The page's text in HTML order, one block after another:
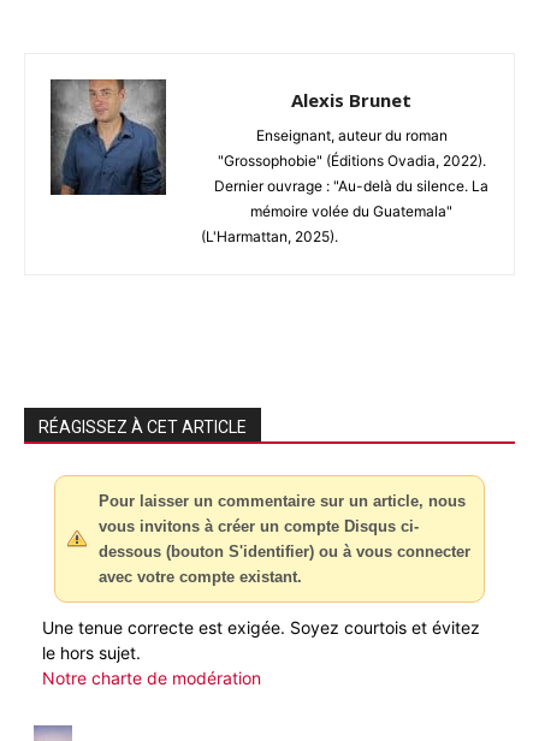
Alexis Brunet
Enseignant, auteur du roman
"Grossophobie" (Éditions Ovadia, 2022).
Dernier ouvrage : "Au-delà du silence. La
mémoire volée du Guatemala"
(L'Harmattan, 2025).
RÉAGISSEZ À CET ARTICLE
Pour laisser un commentaire sur un article, nous
vous invitons à créer un compte Disqus ci-
dessous (bouton S'identifier) ou à vous connecter
avec votre compte existant.
Une tenue correcte est exigée. Soyez courtois et évitez
le hors sujet.
Notre charte de modération